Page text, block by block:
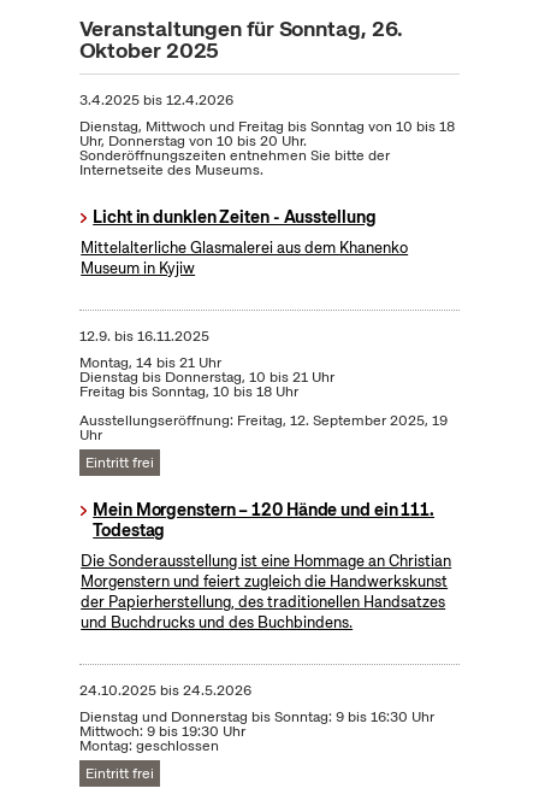
Veranstaltungen für Sonntag, 26.
Oktober 2025
3.4.2025bis12.4.2026
Dienstag, Mittwoch und Freitag bis Sonntag von 10 bis 18
Uhr, Donnerstag von 10 bis 20 Uhr.
Sonderöffnungszeiten entnehmen Sie bitte der
Internetseite des Museums.
Licht in dunklen Zeiten - Ausstellung
Mittelalterliche Glasmalerei aus dem Khanenko
Museum in Kyjiw
12.9. bis16.11.2025
Montag, 14 bis 21 Uhr
Dienstag bis Donnerstag, 10 bis 21 Uhr
Freitag bis Sonntag, 10 bis 18 Uhr
Ausstellungseröffnung: Freitag, 12. September 2025, 19
Uhr
Eintritt frei
Mein Morgenstern – 120 Hände und ein 111.
Todestag
Die Sonderausstellung ist eine Hommage an Christian
Morgenstern und feiert zugleich die Handwerkskunst
der Papierherstellung, des traditionellen Handsatzes
und Buchdrucks und des Buchbindens.
24.10.2025bis24.5.2026
Dienstag und Donnerstag bis Sonntag: 9 bis 16:30 Uhr
Mittwoch: 9 bis 19:30 Uhr
Montag: geschlossen
Eintritt frei